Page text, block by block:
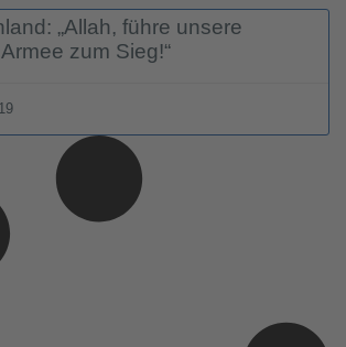
„Allah, führe unsere
zum Sieg!“